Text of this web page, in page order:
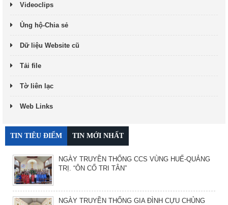
Videoclips
Ủng hộ-Chia sẻ
Dữ liệu Website cũ
Tải file
Tờ liên lạc
Web Links
TIN TIÊU ĐIỂM TIN MỚI NHẤT
NGÀY TRUYỀN THỐNG CCS VÙNG HUẾ-QUẢNG
TRỊ. “ÔN CỐ TRI TÂN”
NGÀY TRUYỀN THỐNG GIA ĐÌNH CỰU CHỦNG